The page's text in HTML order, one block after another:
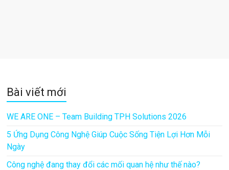
Bài viết mới
WE ARE ONE – Team Building TPH Solutions 2026
5 Ứng Dụng Công Nghệ Giúp Cuộc Sống Tiện Lợi Hơn Mỗi
Ngày
Công nghệ đang thay đổi các mối quan hệ như thế nào?